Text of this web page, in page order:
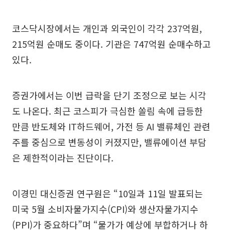
코스닥시장에서는 개인과 외국인이 각각 237억원,
215억원 순매도 중이다. 기관은 747억원 순매수하고
있다.
증권가에서는 이번 급락을 단기 조정으로 보는 시각
도 나온다. 최근 코스피가 극심한 쏠림 속에 급등한
만큼 반도체와 IT하드웨어, 가전 등 AI 밸류체인 관련
주를 중심으로 변동성이 커졌지만, 밸류에이션 부담
은 제한적이라는 진단이다.
이경민 대신증권 연구원은 “10일과 11일 발표되는
미국 5월 소비자물가지수(CPI)와 생산자물가지수
(PPI)가 중요하다”며 “물가가 예상에 부합하거나 하